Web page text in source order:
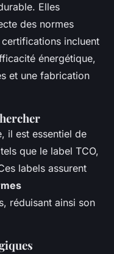
Elles
des normes
incluent
énergétique,
et une fabrication
il est essentiel de
tels que le label TCO,
labels assurent
réduisant ainsi son